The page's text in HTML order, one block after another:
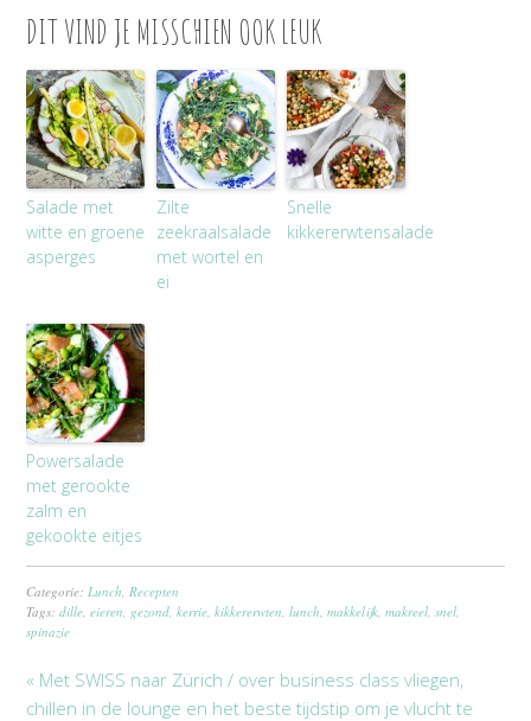
DIT VIND JE MISSCHIEN OOK LEUK
Salade met
witte en groene
asperges
Zilte
zeekraalsalade
met wortel en
ei
Snelle
kikkererwtensalade
Powersalade
met gerookte
zalm en
gekookte eitjes
Categorie: Lunch Recepten
Tags:dille ,eieren gezond ,kerrie ,kikkererwten ,lunch ,makkelijk ,makreel ,snel
spinazie
« Met SWISS naar Zürich / over business class vliegen,
chillen in de lounge en het beste tijdstip om je vlucht te